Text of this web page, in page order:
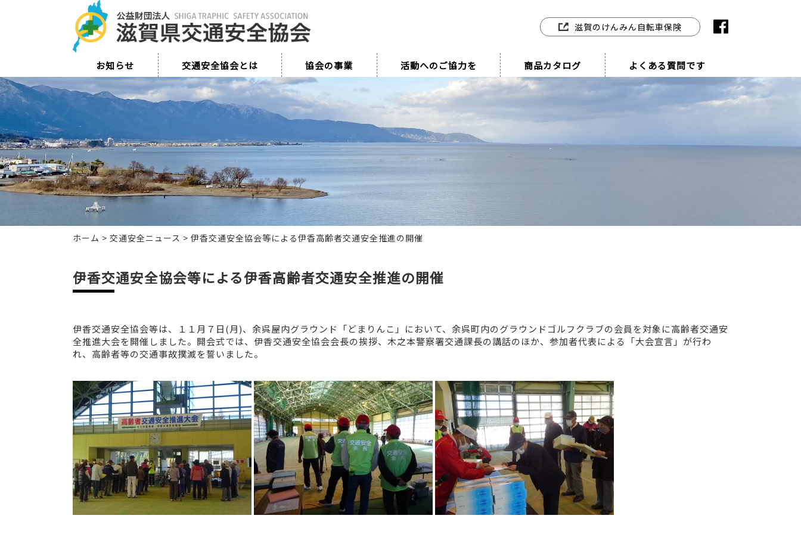
滋賀のけんみん自転車保険
お知らせ 交通安全協会とは 協会の事業 活動へのご協力を 商品カタログ よくある質問です
ホーム > 交通安全ニュース > 伊香交通安全協会等による伊香高齢者交通安全推進の開催
伊香交通安全協会等による伊香高齢者交通安全推進の開催
伊香交通安全協会等は、１１月７日(月)、余呉屋内グラウンド「どまりんこ」において、余呉町内のグラウンドゴルフクラブの会員を対象に高齢者交通安
全推進大会を開催しました。開会式では、伊香交通安全協会会長の挨拶、木之本警察署交通課長の講話のほか、参加者代表による「大会宣言」が行わ
れ、高齢者等の交通事故撲滅を誓いました。